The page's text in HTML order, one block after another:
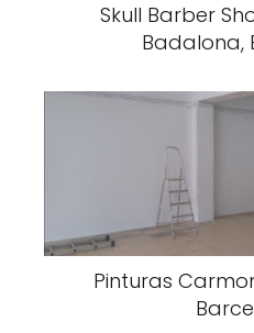
Skull Barber
Badalona,
Pinturas